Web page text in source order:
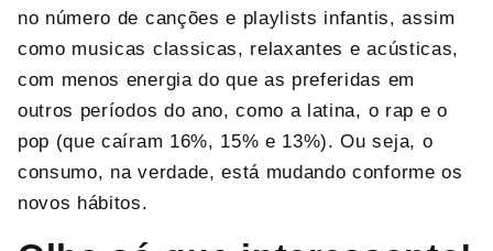
no número de canções e playlists infantis, assim
como musicas classicas, relaxantes e acústicas,
com menos energia do que as preferidas em
outros períodos do ano, como a latina, o rap e o
pop (que caíram 16%, 15% e 13%). Ou seja, o
consumo, na verdade, está mudando conforme os
novos hábitos.